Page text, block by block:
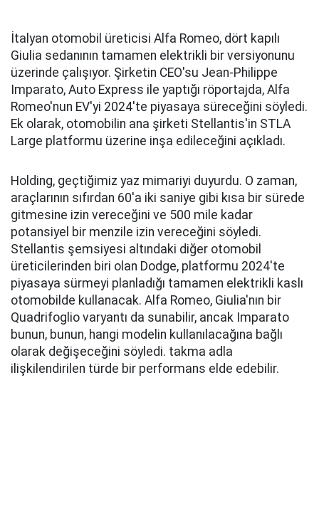
İtalyan otomobil üreticisi Alfa Romeo, dört kapılı
Giulia sedanının tamamen elektrikli bir versiyonunu
üzerinde çalışıyor. Şirketin CEO'su Jean-Philippe
Imparato, Auto Express ile yaptığı röportajda, Alfa
Romeo'nun EV'yi 2024'te piyasaya süreceğini söyledi.
Ek olarak, otomobilin ana şirketi Stellantis'in STLA
Large platformu üzerine inşa edileceğini açıkladı.
Holding, geçtiğimiz yaz mimariyi duyurdu. O zaman,
araçlarının sıfırdan 60'a iki saniye gibi kısa bir sürede
gitmesine izin vereceğini ve 500 mile kadar
potansiyel bir menzile izin vereceğini söyledi.
Stellantis şemsiyesi altındaki diğer otomobil
üreticilerinden biri olan Dodge, platformu 2024'te
piyasaya sürmeyi planladığı tamamen elektrikli kaslı
otomobilde kullanacak. Alfa Romeo, Giulia'nın bir
Quadrifoglio varyantı da sunabilir, ancak Imparato
bunun, bunun, hangi modelin kullanılacağına bağlı
olarak değişeceğini söyledi. takma adla
ilişkilendirilen türde bir performans elde edebilir.